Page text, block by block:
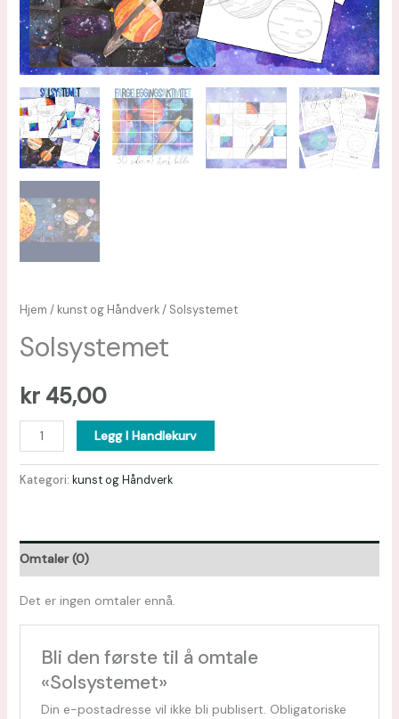
Hjem / kunst og Håndverk/ Solsystemet
Solsystemet
kr45,00
Legg I Handlekurv
Kategori: kunst og Håndverk
Omtaler (0)
Det er ingen omtaler ennå.
Bli den første til å omtale
«Solsystemet»
Din e-postadresse vil ikke bli publisert. Obligatoriske